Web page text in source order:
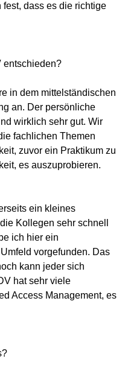
dass es die richtige
entschieden?
in dem mittelständischen
an. Der persönliche
wirklich sehr gut. Wir
fachlichen Themen
zuvor ein Praktikum zu
es auszuprobieren.
ein kleines
Kollegen sehr schnell
ich hier ein
vorgefunden. Das
kann jeder sich
hat sehr viele
Access Management, es